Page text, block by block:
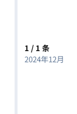
1 / 1 条
2024年12月